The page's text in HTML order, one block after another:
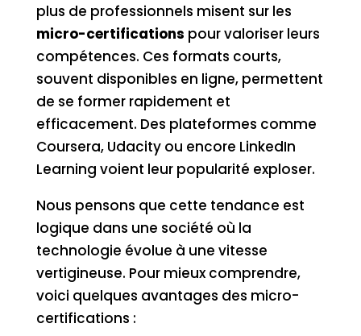
plus de professionnels misent sur les
micro-certifications pour valoriser leurs
compétences. Ces formats courts,
souvent disponibles en ligne, permettent
de se former rapidement et
efficacement. Des plateformes comme
Coursera, Udacity ou encore LinkedIn
Learning voient leur popularité exploser.
Nous pensons que cette tendance est
logique dans une société où la
technologie évolue à une vitesse
vertigineuse. Pour mieux comprendre,
voici quelques avantages des micro-
certifications :